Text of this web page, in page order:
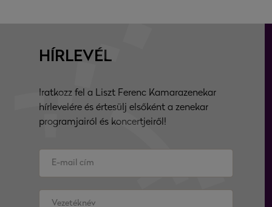
HÍRLEVÉL
Iratkozz fel a Liszt Ferenc Kamarazenekar
hírlevelére és értesülj elsőként a zenekar
programjairól és koncertjeiről!